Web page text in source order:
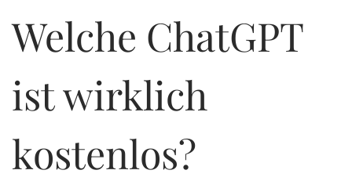
Welche ChatGPT
ist wirklich
kostenlos?